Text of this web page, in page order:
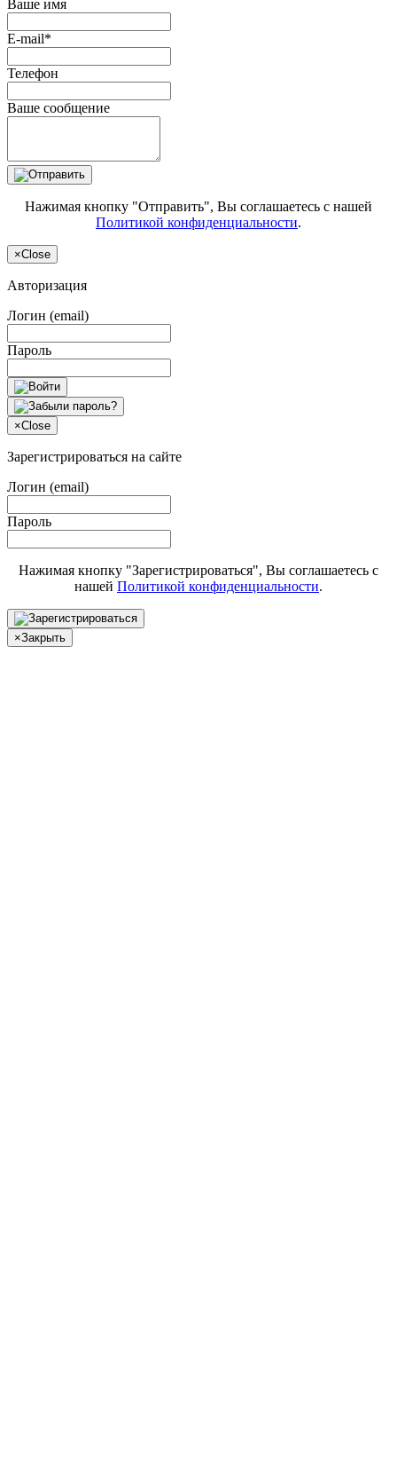
Ваше имя
E-mail*
Телефон
Ваше сообщение
Нажимая кнопку "Отправить", Вы соглашаетесь с нашей
Политикой конфиденциальности.
×Close
Авторизация
Логин (email)
Пароль
×Close
Зарегистрироваться на сайте
Логин (email)
Пароль
Нажимая кнопку "Зарегистрироваться", Вы соглашаетесь с
нашей Политикой конфиденциальности.
×Закрыть